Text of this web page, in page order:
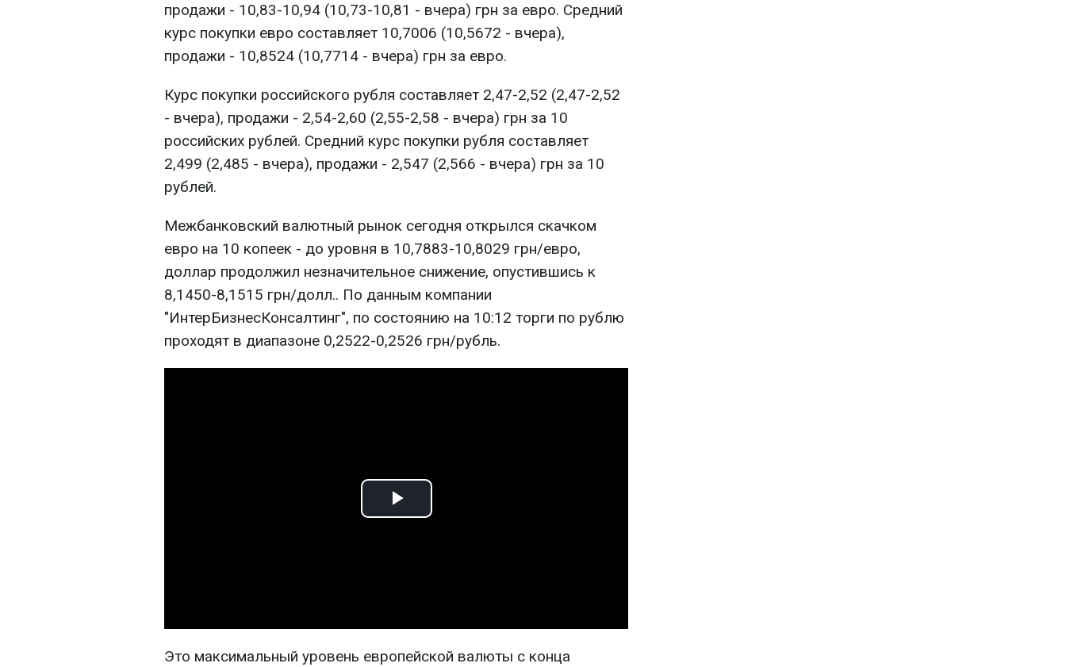
продажи - 10,83-10,94 (10,73-10,81 - вчера) грн за евро. Средний
курс покупки евро составляет 10,7006 (10,5672 - вчера),
продажи - 10,8524 (10,7714 - вчера) грн за евро.
Курс покупки российского рубля составляет 2,47-2,52 (2,47-2,52
- вчера), продажи - 2,54-2,60 (2,55-2,58 - вчера) грн за 10
российских рублей. Средний курс покупки рубля составляет
2,499 (2,485 - вчера), продажи - 2,547 (2,566 - вчера) грн за 10
рублей.
Межбанковский валютный рынок сегодня открылся скачком
евро на 10 копеек - до уровня в 10,7883-10,8029 грн/евро,
доллар продолжил незначительное снижение, опустившись к
8,1450-8,1515 грн/долл.. По данным компании
"ИнтерБизнесКонсалтинг", по состоянию на 10:12 торги по рублю
проходят в диапазоне 0,2522-0,2526 грн/рубль.
Play
Это максимальный уровень европейской валюты с конца